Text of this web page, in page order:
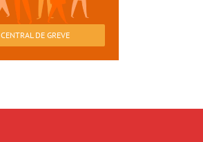
CENTRAL DE GREVE